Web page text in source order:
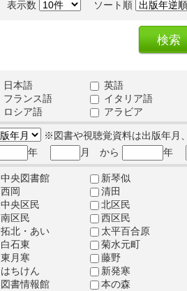
表示数 ソート順
日本語
英語
フランス語
イタリア語
ロシア語
アラビア
※図書や視聴覚資料は出版年月
年
月 から 年
中央図書館
新琴似
西岡
清田
中央区民
北区民
南区民
西区民
拓北・あい
太平百合原
白石東
菊水元町
東月寒
藤野
はちけん
新発寒
図書情報館
本の森